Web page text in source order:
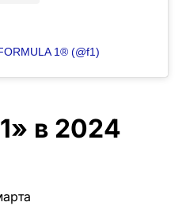
1® (@f1)
в 2024